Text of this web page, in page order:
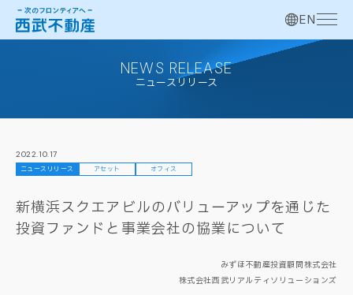
EN
NEWS RELEASE
ニュースリリース
2022.10.17
ニュースリリース アセット オフィス
新横浜スクエアビルのバリューアップを通じた
投資ファンドと事業会社の協業について
みずほ不動産投資顧問株式会社
株式会社西武リアルティソリューションズ